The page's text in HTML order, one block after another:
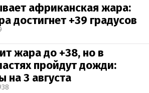
африканская жара:
достигнет +39 градусов
жара до +38, но в
пройдут дожди:
на 3 августа